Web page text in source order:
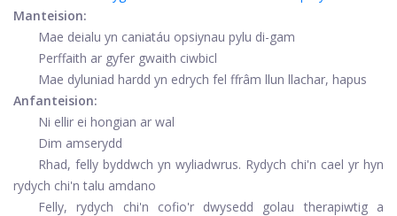
Manteision:
Mae deialu yn caniatáu opsiynau pylu di-gam
Perffaith ar gyfer gwaith ciwbicl
Mae dyluniad hardd yn edrych fel ffrâm llun llachar, hapus
Anfanteision:
Ni ellir ei hongian ar wal
Dim amserydd
Rhad, felly byddwch yn wyliadwrus. Rydych chi'n cael yr hyn
rydych chi'n talu amdano
Felly, rydych chi'n cofio'r dwysedd golau therapiwtig a